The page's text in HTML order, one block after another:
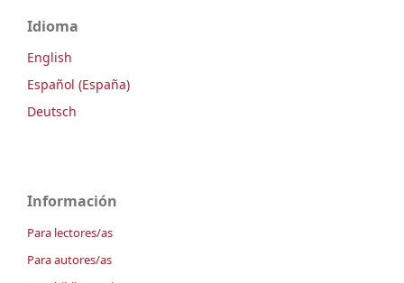
Idioma
English
Español (España)
Deutsch
Información
Para lectores/as
Para autores/as